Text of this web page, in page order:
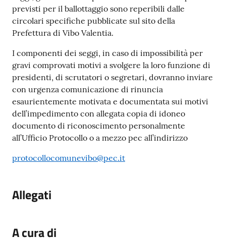
previsti per il ballottaggio sono reperibili dalle
circolari specifiche pubblicate sul sito della
Prefettura di Vibo Valentia.
I componenti dei seggi, in caso di impossibilità per
gravi comprovati motivi a svolgere la loro funzione di
presidenti, di scrutatori o segretari, dovranno inviare
con urgenza comunicazione di rinuncia
esaurientemente motivata e documentata sui motivi
dell’impedimento con allegata copia di idoneo
documento di riconoscimento personalmente
all’Ufficio Protocollo o a mezzo pec all’indirizzo
protocollocomunevibo@pec.it
Allegati
A cura di